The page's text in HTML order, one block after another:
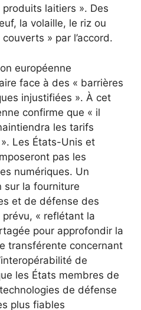
laitiers ». Des
la volaille, le riz ou
» par l’accord.
européenne
face à des « barrières
injustifiées ». À cet
confirme que « il
les tarifs
Les États-Unis et
pas les
numériques. Un
sur la fourniture
et de défense des
« reflétant la
pour approfondir la
transférente concernant
de
les États membres de
de défense
plus fiables